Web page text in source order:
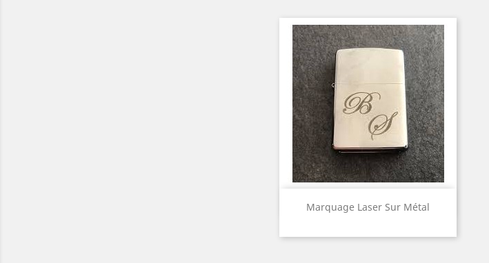
Marquage Laser Sur Métal
Aperçu rapide